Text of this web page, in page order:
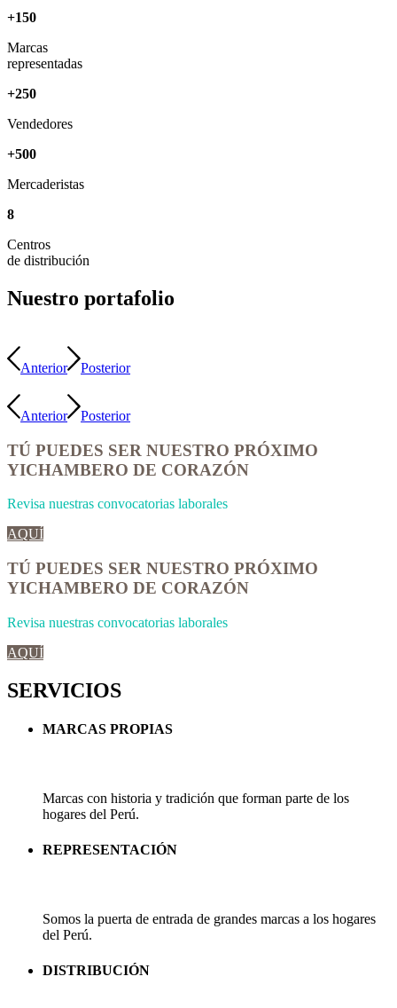
+150
Marcas
representadas
+250
Vendedores
+500
Mercaderistas
8
Centros
de distribución
Nuestro portafolio
Anterior Posterior
Anterior Posterior
TÚ PUEDES SER NUESTRO PRÓXIMO
YICHAMBERO DE CORAZÓN
Revisa nuestras convocatorias laborales
AQUÍ
TÚ PUEDES SER NUESTRO PRÓXIMO
YICHAMBERO DE CORAZÓN
Revisa nuestras convocatorias laborales
AQUÍ
SERVICIOS
MARCAS PROPIAS
Marcas con historia y tradición que forman parte de los
hogares del Perú.
REPRESENTACIÓN
Somos la puerta de entrada de grandes marcas a los hogares
del Perú.
DISTRIBUCIÓN